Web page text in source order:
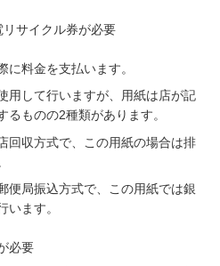
サイクル券が必要
料金を支払います。
用して行いますが、用紙は店が記
るものの2種類があります。
回収方式で、この用紙の場合は排
便局振込方式で、この用紙では銀
います。
必要